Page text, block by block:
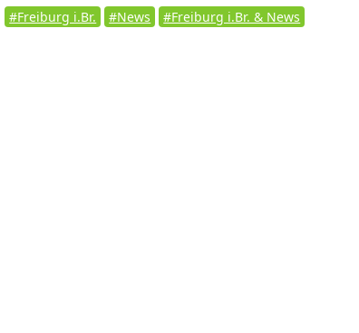
#Freiburg i.Br. #News #Freiburg i.Br. & News